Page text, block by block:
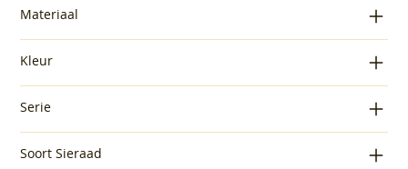
Materiaal
Kleur
Serie
Soort Sieraad